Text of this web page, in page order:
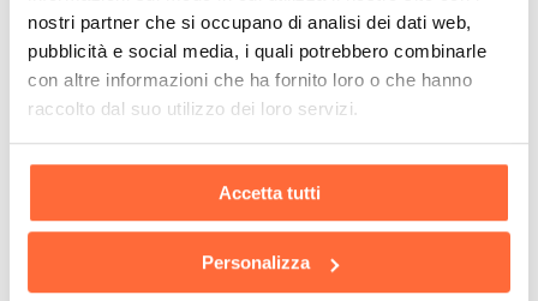
nostri partner che si occupano di analisi dei dati web,
pubblicità e social media, i quali potrebbero combinarle
con altre informazioni che ha fornito loro o che hanno
raccolto dal suo utilizzo dei loro servizi.
Accetta tutti
Personalizza